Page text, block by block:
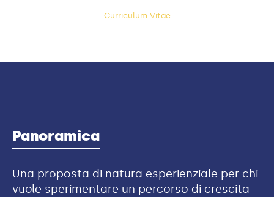
Curriculum Vitae
Panoramica
Una proposta di natura esperienziale per chi
vuole sperimentare un percorso di crescita